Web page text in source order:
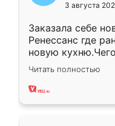
3 августа
Заказала себе
Ренессанс где
новую
вполне
два года,
Читать полностью